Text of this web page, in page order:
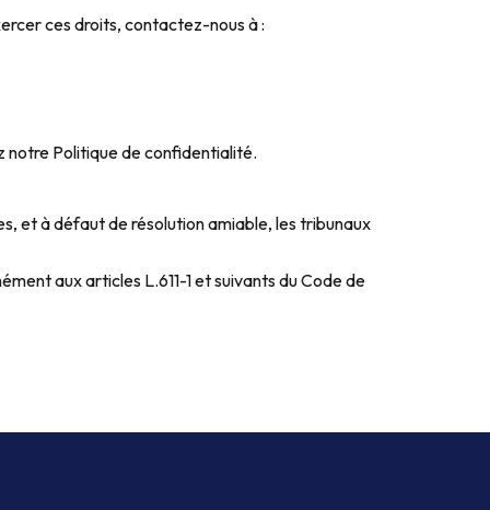
ces droits, contactez-nous à :
notre Politique de confidentialité.
et à défaut de résolution amiable, les tribunaux
aux articles L.611-1 et suivants du Code de